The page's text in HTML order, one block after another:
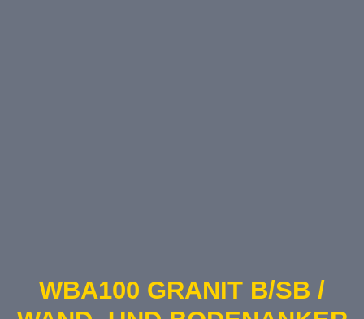
WBA100 GRANIT B/SB /